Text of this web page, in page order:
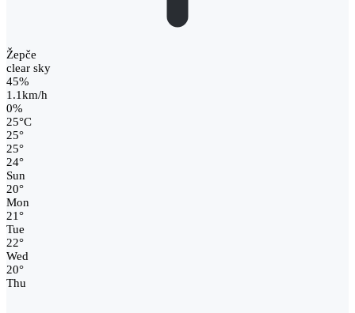
Žepče
clear sky
45%
1.1km/h
0%
25°C
25°
25°
24°
Sun
20°
Mon
21°
Tue
22°
Wed
20°
Thu